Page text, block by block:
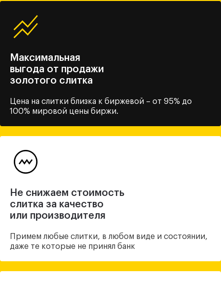
Максимальная
выгода от продажи
золотого слитка
Цена на слитки близка к биржевой – от 95% до
100% мировой цены биржи.
Не снижаем стоимость
слитка за качество
или производителя
Примем любые слитки, в любом виде и состоянии,
даже те которые не принял банк